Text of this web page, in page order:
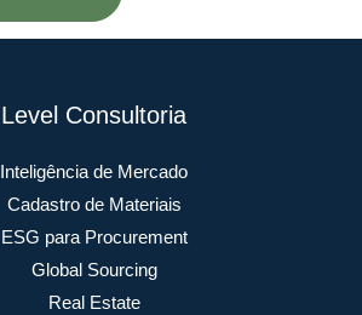
Level Consultoria
Inteligência de Mercado
Cadastro de Materiais
ESG para Procurement
Global Sourcing
Real Estate